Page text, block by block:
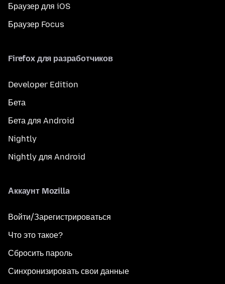
Браузер для iOS
Браузер Focus
Firefox для разработчиков
Developer Edition
Бета
Бета для Android
Nightly
Nightly для Android
Аккаунт Mozilla
Войти/Зарегистрироваться
Что это такое?
Сбросить пароль
Синхронизировать свои данные